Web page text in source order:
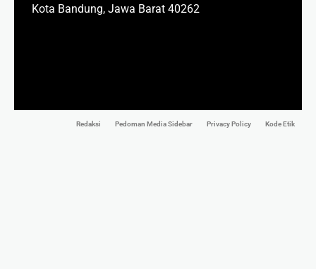
Kota Bandung, Jawa Barat 40262
Redaksi Pedoman Media Sidebar Privacy Policy Kode Etik